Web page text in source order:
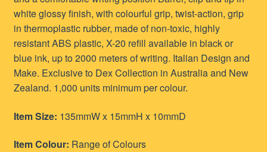
white glossy finish, with colourful grip, twist-action, grip
in thermoplastic rubber, made of non-toxic, highly
resistant ABS plastic, X-20 refill available in black or
blue ink, up to 2000 meters of writing. Italian Design and
Make. Exclusive to Dex Collection in Australia and New
Zealand. 1,000 units minimum per colour.
Item Size: 135mmW x 15mmH x 10mmD
Item Colour: Range of Colours